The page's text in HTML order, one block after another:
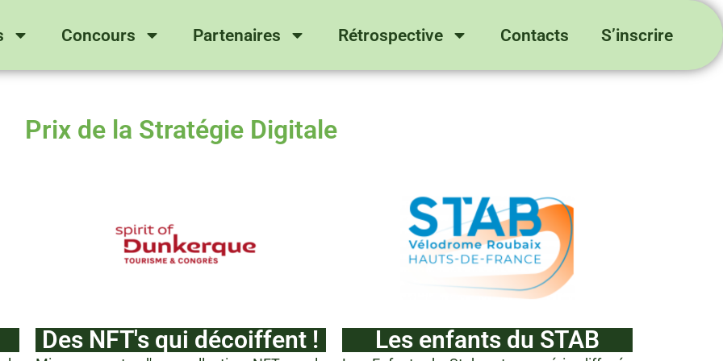
Concours Partenaires Rétrospective Contacts S’inscrire
Prix de la Stratégie Digitale
Des NFT's qui décoiffent ! Les enfants du STAB